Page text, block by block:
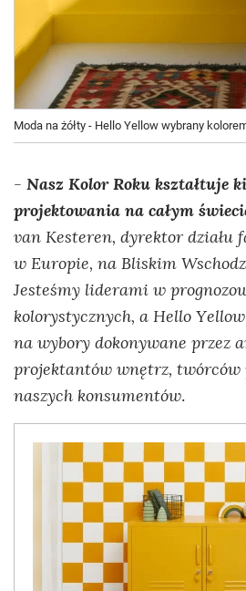
Moda na żółty - Hello Yellow wybrany
- Nasz Kolor Roku kształtuje
projektowania na całym
van Kesteren, dyrektor działu
w Europie, na Bliskim
Jesteśmy liderami w
kolorystycznych, a Hello
na wybory dokonywane przez
projektantów wnętrz, twórców
naszych konsumentów.